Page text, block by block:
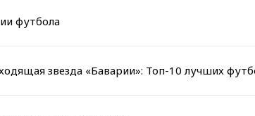
футбола
звезда «Баварии»: Топ-10 лучших